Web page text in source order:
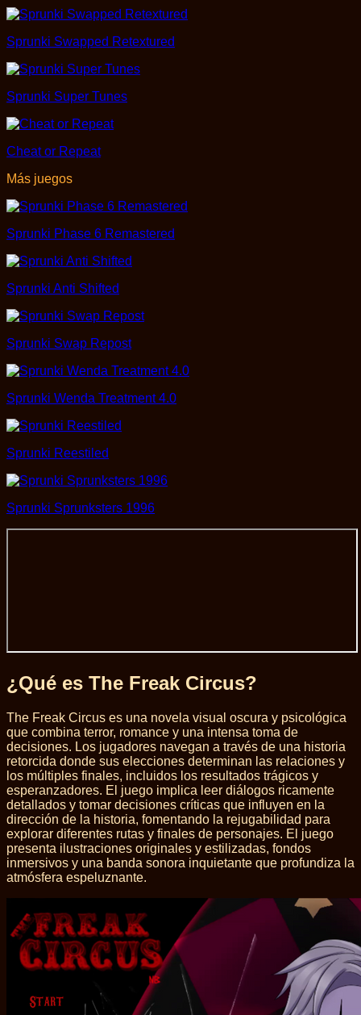
Sprunki Swapped Retextured
Sprunki Super Tunes
Cheat or Repeat
Más juegos
Sprunki Phase 6 Remastered
Sprunki Anti Shifted
Sprunki Swap Repost
Sprunki Wenda Treatment 4.0
Sprunki Reestiled
Sprunki Sprunksters 1996
¿Qué es The Freak Circus?
The Freak Circus es una novela visual oscura y psicológica
que combina terror, romance y una intensa toma de
decisiones. Los jugadores navegan a través de una historia
retorcida donde sus elecciones determinan las relaciones y
los múltiples finales, incluidos los resultados trágicos y
esperanzadores. El juego implica leer diálogos ricamente
detallados y tomar decisiones críticas que influyen en la
dirección de la historia, fomentando la rejugabilidad para
explorar diferentes rutas y finales de personajes. El juego
presenta ilustraciones originales y estilizadas, fondos
inmersivos y una banda sonora inquietante que profundiza la
atmósfera espeluznante.